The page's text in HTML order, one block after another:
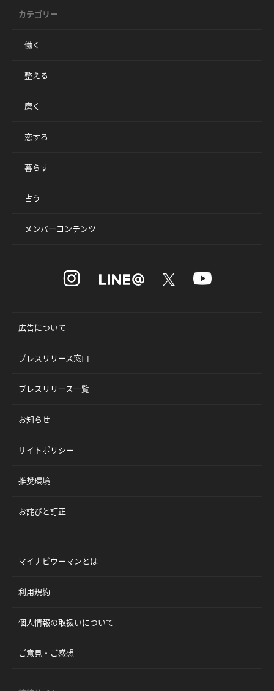
カテゴリー
働く
整える
磨く
恋する
暮らす
占う
メンバーコンテンツ
広告について
プレスリリース窓口
プレスリリース一覧
お知らせ
サイトポリシー
推奨環境
お詫びと訂正
マイナビウーマンとは
利用規約
個人情報の取扱いについて
ご意見・ご感想